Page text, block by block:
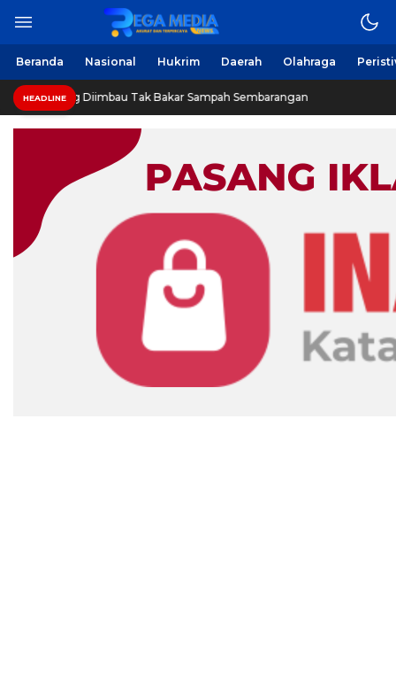
Beranda Nasional Hukrim Daerah Olahraga
HEADLINE
Diimbau Tak Bakar Sampah Sembarangan